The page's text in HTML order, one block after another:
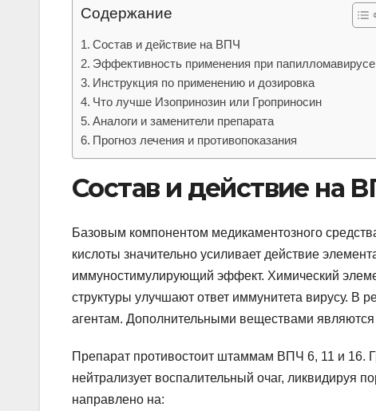
Содержание
Состав и действие на ВПЧ
Эффективность применения при папилломавирусе
Инструкция по применению и дозировка
Что лучше Изопринозин или Гроприносин
Аналоги и заменители препарата
Прогноз лечения и противопоказания
Состав и действие на
Базовым компонентом медикаментозного
кислоты значительно усиливает действие
иммуностимулирующий эффект. Химический
структуры улучшают ответ иммунитета вирусу. В
агентам. Дополнительными веществами
Препарат противостоит штаммам ВПЧ 6, 11 и 16.
нейтрализует воспалительный очаг, ликвидируя
направлено на: